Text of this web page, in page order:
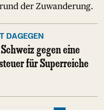
der Zuwanderung.
DAGEGEN
gegen eine
für Superreiche